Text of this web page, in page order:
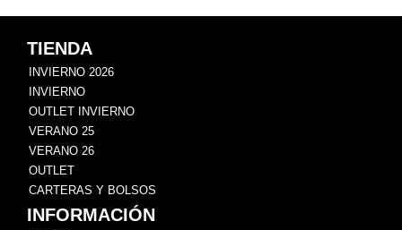
TIENDA
INVIERNO 2026
INVIERNO
OUTLET INVIERNO
VERANO 25
VERANO 26
OUTLET
CARTERAS Y BOLSOS
INFORMACIÓN